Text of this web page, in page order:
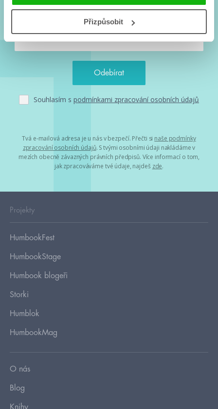
Přizpůsobit
Souhlasím s podmínkami zpracování osobních údajů
Tvá e-mailová adresa je u nás v bezpečí. Přečti si naše podmínky
zpracování osobních údajů. S tvými osobními údaji nakládáme v
mezích obecně závazných právních předpisů. Více informací o tom,
jak zpracováváme tvé údaje, najdeš zde.
Projekty
HumbookFest
HumbookStage
Humbook blogeři
Storki
Humblok
HumbookMag
O nás
Blog
Knihy